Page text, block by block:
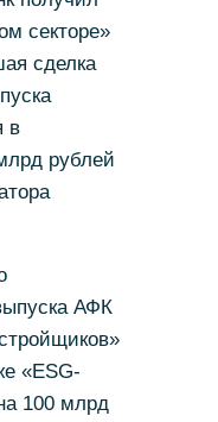
секторе»
сделка
в
рублей
АФК
«ESG-
100 млрд